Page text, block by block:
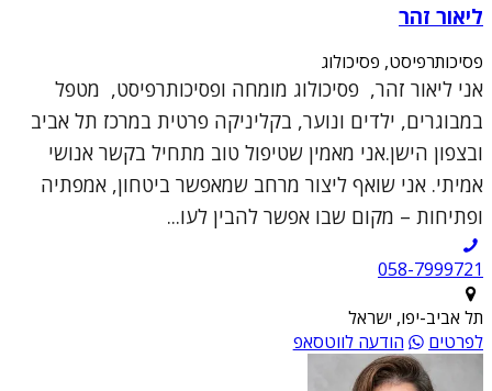
ליאור זהר
פסיכותרפיסט, פסיכולוג
אני ליאור זהר, פסיכולוג מומחה ופסיכותרפיסט, מטפל
במבוגרים, ילדים ונוער, בקליניקה פרטית במרכז תל אביב
ובצפון הישן.אני מאמין שטיפול טוב מתחיל בקשר אנושי
אמיתי. אני שואף ליצור מרחב שמאפשר ביטחון, אמפתיה
ופתיחות – מקום שבו אפשר להבין לעו...
תל אביב-יפו, ישראל
לפרטים
הודעה לווטסאפ